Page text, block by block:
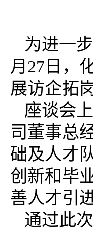
为进一
月27日，
展访企拓
座谈会
司董事总
础及人才
创新和毕
善人才引
通过此